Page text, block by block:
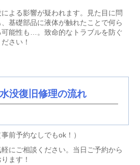
による影響が疑われます。見た目に問
基礎部品に液体が触れたことで何ら
能性も…。致命的なトラブルを防ぐ
さい！
没復旧修理の流れ
前予約なしでもok！）
にご相談ください。当日ご予約から
ます！